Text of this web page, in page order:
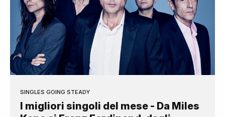
SINGLES GOING STEADY
I migliori singoli del mese - Da Miles